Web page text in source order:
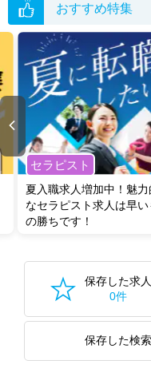
おすすめ特集
セラピスト
夏入職求人増加中！魅力
なセラピスト求人は早い
の勝ちです！
保存した求人
0件
保存した検